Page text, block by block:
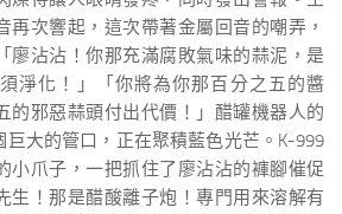
再次響起，這次帶著金屬回音的嘲弄，
廖沾沾！你那充滿腐敗氣味的蒜泥，是
淨化！」「你將為你那百分之五的醬
的邪惡蒜頭付出代價！」醋罐機器人的
大的管口，正在聚積藍色光芒。K-999
小爪子，一把抓住了廖沾沾的褲腳催促
生！那是醋酸離子炮！專門用來溶解有